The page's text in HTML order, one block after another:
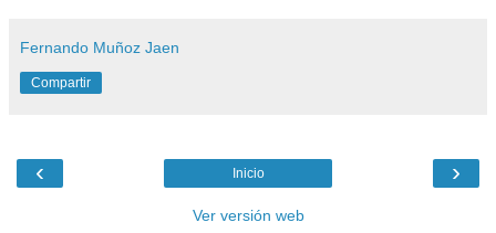
Fernando Muñoz Jaen
Compartir
‹ ›
Inicio
Ver versión web